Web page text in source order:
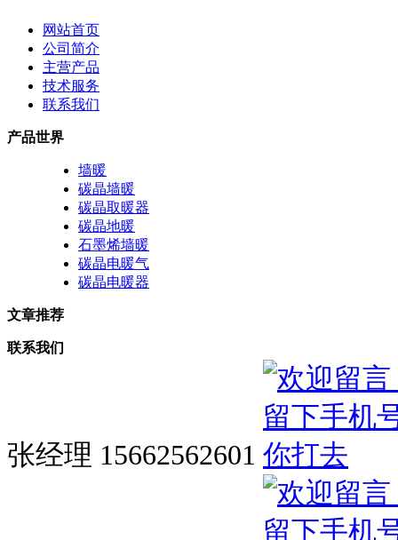
网站首页
公司简介
主营产品
技术服务
联系我们
产品世界
墙暖
碳晶墙暖
碳晶取暖器
碳晶地暖
石墨烯墙暖
碳晶电暖气
碳晶电暖器
文章推荐
联系我们
张经理 15662562601